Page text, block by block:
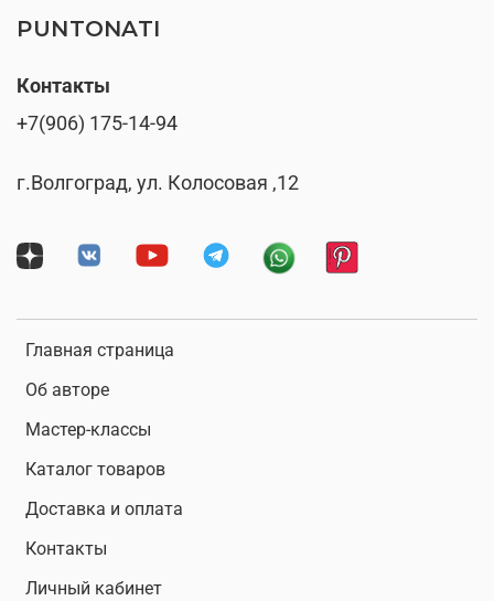
PUNTONATI
Главная страница
Об авторе
Мастер-классы
Каталог товаров
Доставка и оплата
Контакты
Личный кабинет
Контакты
+7(906) 175-14-94
г.Волгоград, ул. Колосовая ,12